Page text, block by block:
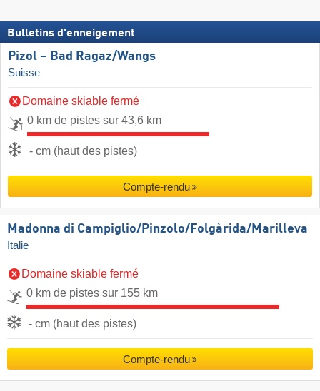
Bulletins d'enneigement
Pizol – Bad Ragaz/​Wangs
Suisse
Domaine skiable fermé
0 km de pistes sur 43,6 km
- cm (haut des pistes)
Compte-rendu
Madonna di Campiglio/​Pinzolo/​Folgàrida/​Marilleva
Italie
Domaine skiable fermé
0 km de pistes sur 155 km
- cm (haut des pistes)
Compte-rendu